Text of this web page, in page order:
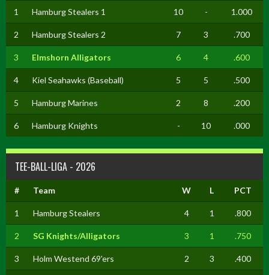
1 Hamburg Stealers 1 10 - 1.000
2 Hamburg Stealers 2 7 3 .700
3 Elmshorn Alligators 6 4 .600
4 Kiel Seahawks (Baseball) 5 5 .500
5 Hamburg Marines 2 8 .200
6 Hamburg Knights - 10 .000
TEE-BALL-LIGA - 2026
# Team W L PCT
1 Hamburg Stealers 4 1 .800
2 SG Knights/Alligators 3 1 .750
3 Holm Westend 69'ers 2 3 .400